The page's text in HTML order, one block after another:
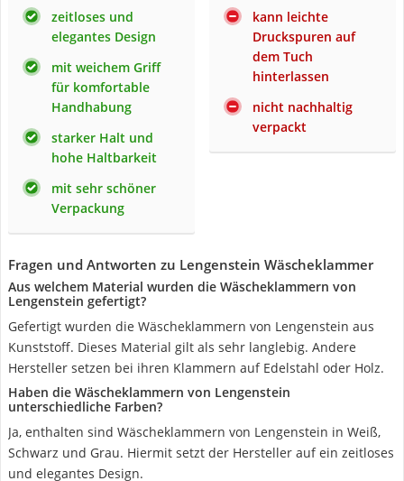
zeitloses und
elegantes Design
mit weichem Griff
für komfortable
Handhabung
starker Halt und
hohe Haltbarkeit
mit sehr schöner
Verpackung
kann leichte
Druckspuren auf
dem Tuch
hinterlassen
nicht nachhaltig
verpackt
Fragen und Antworten zu Lengenstein Wäscheklammer
Aus welchem Material wurden die Wäscheklammern von
Lengenstein gefertigt?
Gefertigt wurden die Wäscheklammern von Lengenstein aus
Kunststoff. Dieses Material gilt als sehr langlebig. Andere
Hersteller setzen bei ihren Klammern auf Edelstahl oder Holz.
Haben die Wäscheklammern von Lengenstein
unterschiedliche Farben?
Ja, enthalten sind Wäscheklammern von Lengenstein in Weiß,
Schwarz und Grau. Hiermit setzt der Hersteller auf ein zeitloses
und elegantes Design.